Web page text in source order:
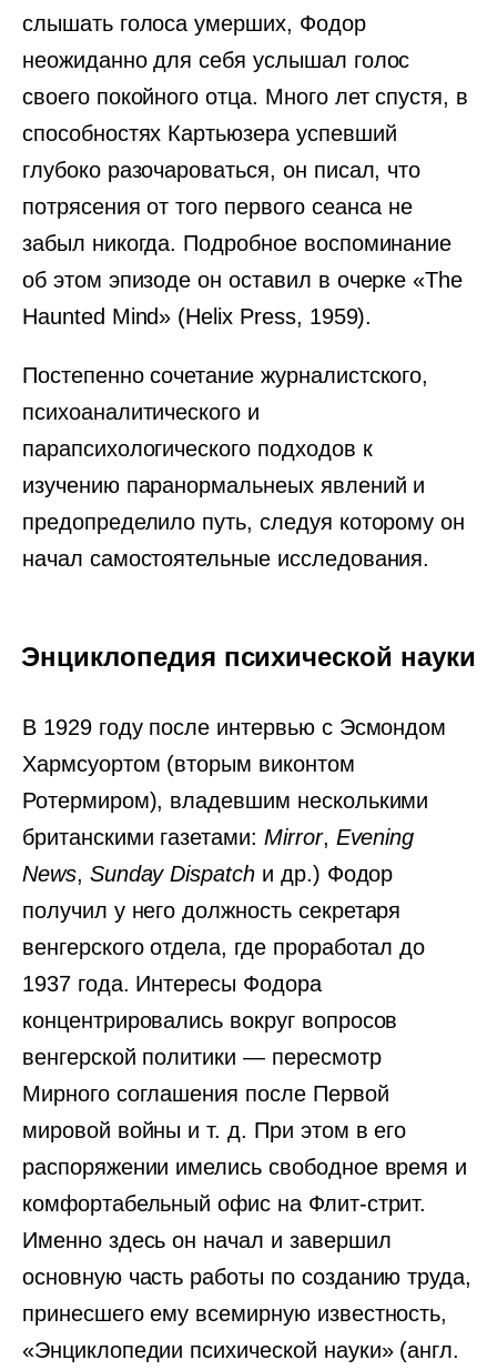
слышать голоса умерших, Фодор
неожиданно для себя услышал голос
своего покойного отца. Много лет спустя, в
способностях Картьюзера успевший
глубоко разочароваться, он писал, что
потрясения от того первого сеанса не
забыл никогда. Подробное воспоминание
об этом эпизоде он оставил в очерке «The
Haunted Mind» (Helix Press, 1959).
Постепенно сочетание журналистского,
психоаналитического и
парапсихологического подходов к
изучению паранормальнеых явлений и
предопределило путь, следуя которому он
начал самостоятельные исследования.
Энциклопедия психической науки
В 1929 году после интервью с Эсмондом
Хармсуортом (вторым виконтом
Ротермиром), владевшим несколькими
британскими газетами: Mirror, Evening
News, Sunday Dispatch и др.) Фодор
получил у него должность секретаря
венгерского отдела, где проработал до
1937 года. Интересы Фодора
концентрировались вокруг вопросов
венгерской политики — пересмотр
Мирного соглашения после Первой
мировой войны и т. д. При этом в его
распоряжении имелись свободное время и
комфортабельный офис на Флит-стрит.
Именно здесь он начал и завершил
основную часть работы по созданию труда,
принесшего ему всемирную известность,
«Энциклопедии психической науки» (англ.